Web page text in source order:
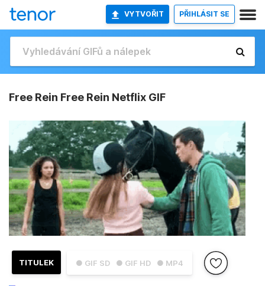
VYTVOŘIT PŘIHLÁSIT SE
Free Rein Free Rein Netflix GIF
● GIF SD ● GIF HD ● MP4
TITULEK